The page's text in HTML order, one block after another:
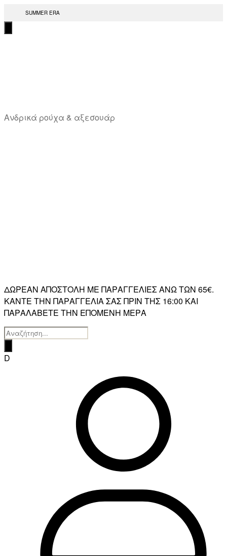
Μετάβαση
στο
περιεχόμενο
SUMMER ERA
Ανδρικά ρούχα & αξεσουάρ
ΔΩΡΕΑΝ ΑΠΟΣΤΟΛΗ ΜΕ ΠΑΡΑΓΓΕΛΙΕΣ ΑΝΩ ΤΩΝ 65€.
ΚΑΝΤΕ ΤΗΝ ΠΑΡΑΓΓΕΛΙΑ ΣΑΣ ΠΡΙΝ ΤΗΣ 16:00 ΚΑΙ
ΠΑΡΑΛΑΒΕΤΕ ΤΗΝ ΕΠΟΜΕΝΗ ΜΕΡΑ
Products
search
D